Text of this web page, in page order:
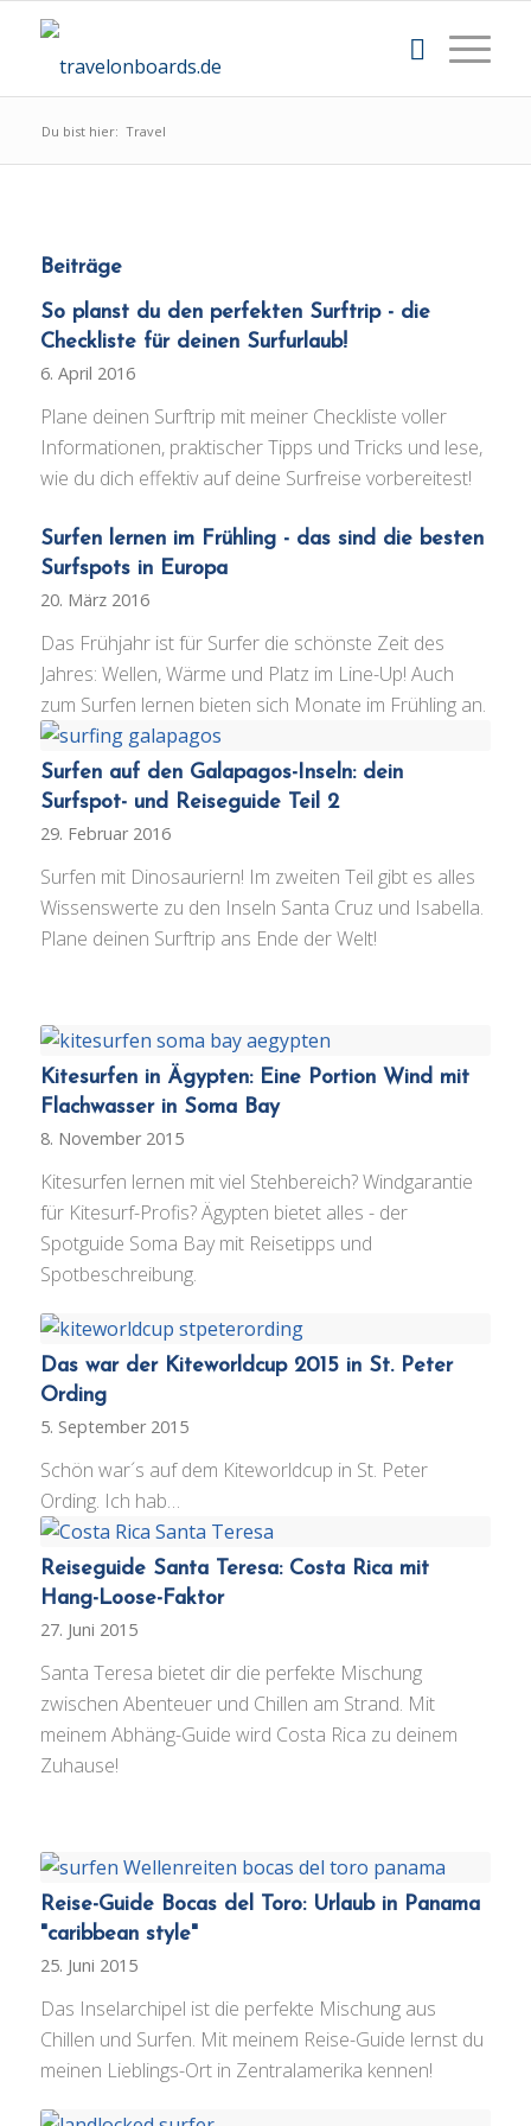
Du bist hier: Travel
Beiträge
So planst du den perfekten Surftrip - die
Checkliste für deinen Surfurlaub!
6. April 2016
Plane deinen Surftrip mit meiner Checkliste voller
Informationen, praktischer Tipps und Tricks und lese,
wie du dich effektiv auf deine Surfreise vorbereitest!
Surfen lernen im Frühling - das sind die besten
Surfspots in Europa
20. März 2016
Das Frühjahr ist für Surfer die schönste Zeit des
Jahres: Wellen, Wärme und Platz im Line-Up! Auch
zum Surfen lernen bieten sich Monate im Frühling an.
Surfen auf den Galapagos-Inseln: dein
Surfspot- und Reiseguide Teil 2
29. Februar 2016
Surfen mit Dinosauriern! Im zweiten Teil gibt es alles
Wissenswerte zu den Inseln Santa Cruz und Isabella.
Plane deinen Surftrip ans Ende der Welt!
Kitesurfen in Ägypten: Eine Portion Wind mit
Flachwasser in Soma Bay
8. November 2015
Kitesurfen lernen mit viel Stehbereich? Windgarantie
für Kitesurf-Profis? Ägypten bietet alles - der
Spotguide Soma Bay mit Reisetipps und
Spotbeschreibung.
Das war der Kiteworldcup 2015 in St. Peter
Ording
5. September 2015
Schön war´s auf dem Kiteworldcup in St. Peter
Ording. Ich hab…
Reiseguide Santa Teresa: Costa Rica mit
Hang-Loose-Faktor
27. Juni 2015
Santa Teresa bietet dir die perfekte Mischung
zwischen Abenteuer und Chillen am Strand. Mit
meinem Abhäng-Guide wird Costa Rica zu deinem
Zuhause!
Reise-Guide Bocas del Toro: Urlaub in Panama
"caribbean style"
25. Juni 2015
Das Inselarchipel ist die perfekte Mischung aus
Chillen und Surfen. Mit meinem Reise-Guide lernst du
meinen Lieblings-Ort in Zentralamerika kennen!